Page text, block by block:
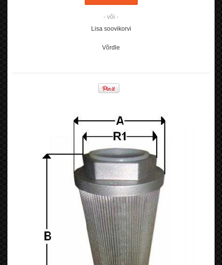
- või -
Lisa soovikorvi
Võrdle